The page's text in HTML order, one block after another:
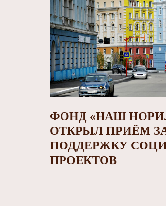
ФОНД «НАШ
ОТКРЫЛ ПРИЁМ
ПОДДЕРЖКУ
ПРОЕКТОВ